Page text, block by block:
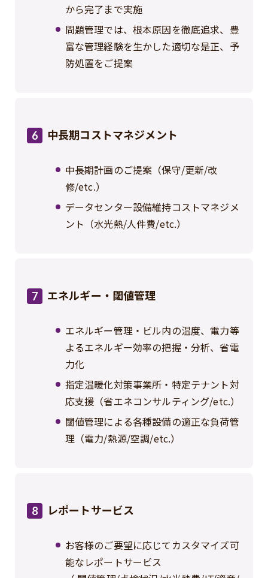
から完了まで実施
問題管理では、根本原因を徹底追求、豊
富な管理経験を生かした適切な是正、予
防処置をご提案
6 中長期コストマネジメント
中長期計画のご提案（保守/更新/改
修/etc.）
データセンター設備維持コストマネジメ
ント（水光熱/人件費/etc.）
7 エネルギー・閾値管理
エネルギー管理・ビル内の温度、電力等
よるエネルギー効率の把握・分析、省電
力化
指定温暖化対策事業所・特定テナント対
応支援（省エネコンサルティング/etc.）
閾値管理による各種設備の適正な負荷管
理（電力/熱源/空調/etc.）
8 レポートサービス
お客様のご要望に応じてカスタマイズ可
能なレポートサービス